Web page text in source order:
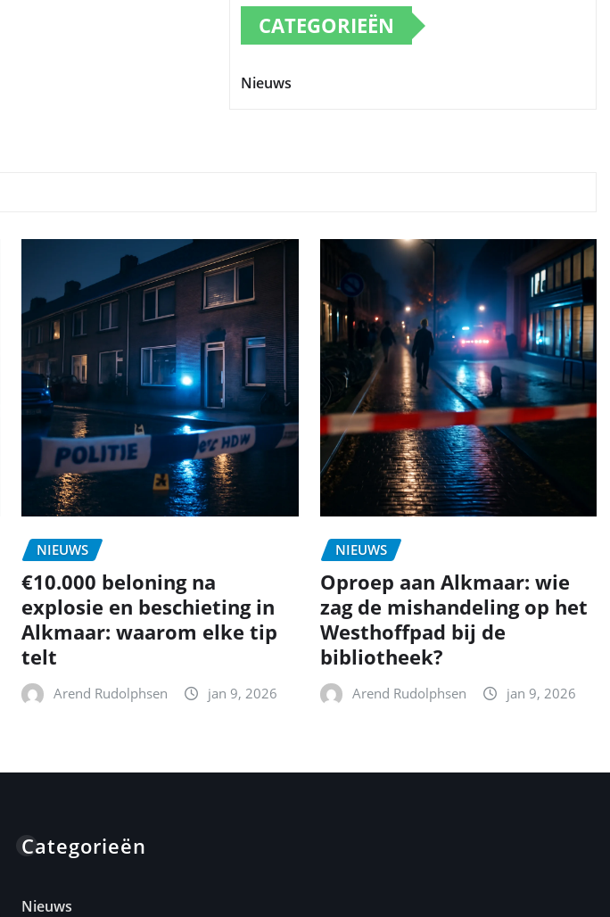
CATEGORIEËN
Nieuws
NIEUWS
€10.000 beloning na
explosie en beschieting in
Alkmaar: waarom elke tip
telt
Arend Rudolphsen jan 9, 2026
NIEUWS
Oproep aan Alkmaar: wie
zag de mishandeling op het
Westhoffpad bij de
bibliotheek?
Arend Rudolphsen jan 9, 2026
Categorieën
Nieuws